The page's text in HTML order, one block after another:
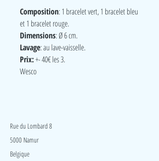
Composition: 1 bracelet vert, 1 bracelet bleu
et 1 bracelet rouge.
Dimensions: Ø 6 cm.
Lavage: au lave-vaisselle.
Prix:+- 40€ les 3.
Wesco
Rue du Lombard 8
5000 Namur
Belgique